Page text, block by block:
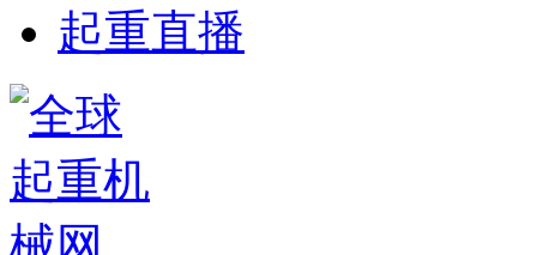
起重直播